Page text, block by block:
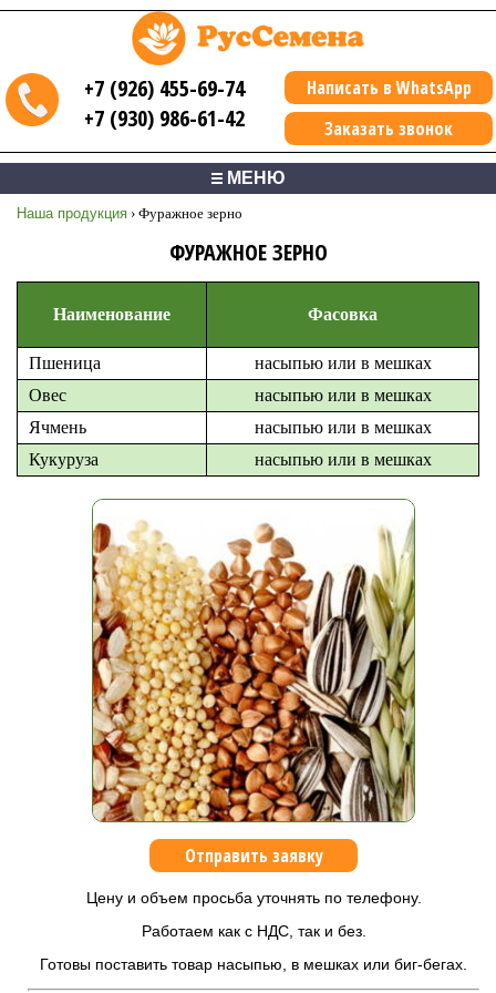
+7 (926) 455-69-74
+7 (930) 986-61-42
Написать в WhatsApp
Заказать звонок
МЕНЮ
Наша продукция › Фуражное зерно
ФУРАЖНОЕ ЗЕРНО
Наименование Фасовка
Пшеница
насыпью или в мешках
Овес
насыпью или в мешках
Ячмень
насыпью или в мешках
Кукуруза
насыпью или в мешках
Отправить заявку
Цену и объем просьба уточнять по телефону.
Работаем как с НДС, так и без.
Готовы поставить товар насыпью, в мешках или биг-бегах.